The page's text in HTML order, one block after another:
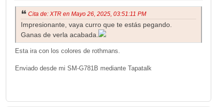
Cita de: XTR en Mayo 26, 2025, 03:51:11 PM
Impresionante, vaya curro que te estás pegando.
Ganas de verla acabada.
Esta ira con los colores de rothmans.
Enviado desde mi SM-G781B mediante Tapatalk